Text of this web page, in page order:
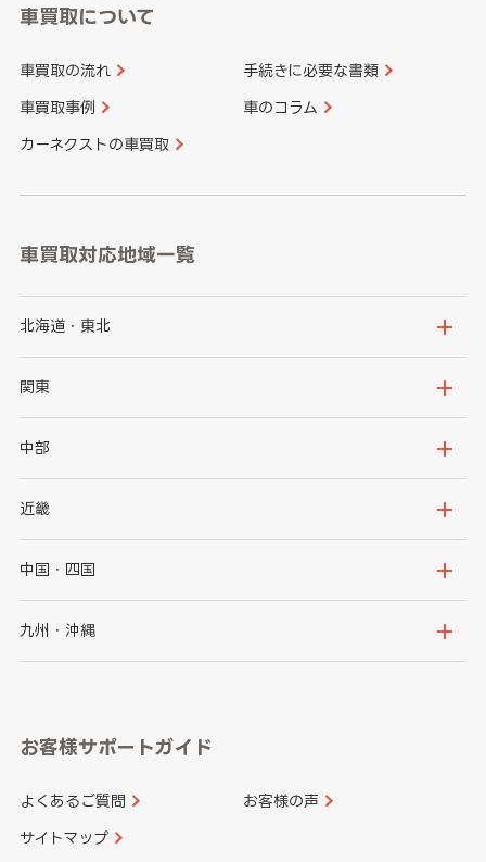
車買取について
車買取の流れ 手続きに必要な書類
車買取事例 車のコラム
カーネクストの車買取
車買取対応地域一覧
北海道・東北
北海道
岩手県
秋田県
関東
茨城県
群馬県
千葉県
神奈川県
中部
新潟県
石川県
山梨県
愛知県
近畿
大阪府
京都府
和歌山県
中国・四国
鳥取県
山口県
香川県 愛媛県
九州・沖縄
長崎県
大分県 宮崎県
お客様サポートガイド
よくあるご質問 お客様の声
サイトマップ